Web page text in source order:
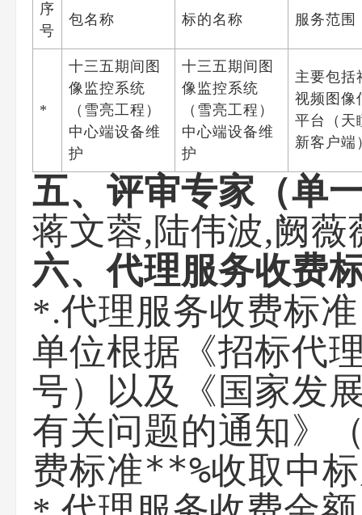
序
号
包名称 标的名称 服务范围
*
十三五期间图
像监控系统
（雪亮工程）
中心端设备维
护
十三五期间图
像监控系统
（雪亮工程）
中心端设备维
护
主要包括
视频图像
平台（天
新客户端
五、评审专家（单
蒋文蓉,陆伟波,阙
六、代理服务收费
*.代理服务收费标
单位根据《招标代
号）以及《国家发
有关问题的通知》
费标准**%收取中